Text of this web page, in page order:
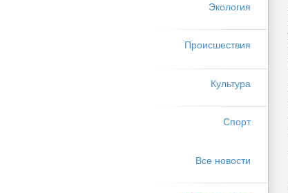
Экология
Происшествия
Культура
Спорт
Все новости